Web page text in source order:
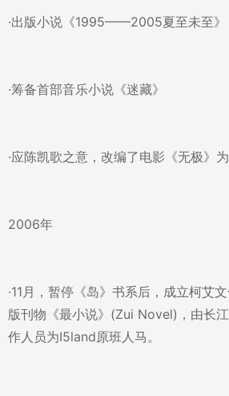
·出版小说《1995——2005夏至未至》
·筹备首部音乐小说《迷藏》
·应陈凯歌之意，改编了电影《无极》
2006年
·11月，暂停《岛》书系后，成立柯艾
版刊物《最小说》(Zui Novel)，由长
作人员为I5land原班人马。